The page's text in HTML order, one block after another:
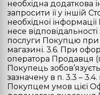
необхідна додаткова
запросити її у іншій
необхідної
несе
послуги Покупцю при
магазині. 3.6. При
оператора Продавця
Покупець
зазначену в п. 3.3 –
Покупцем умов цієї